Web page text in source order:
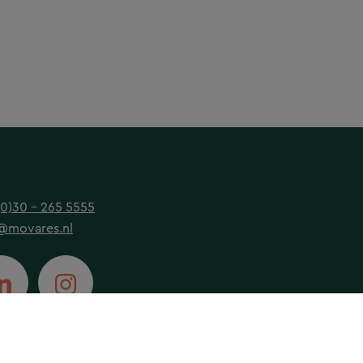
- 265 5555